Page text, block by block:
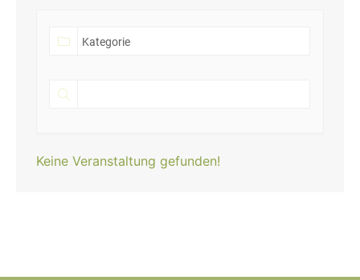
Keine Veranstaltung gefunden!